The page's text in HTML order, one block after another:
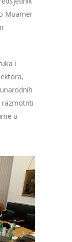
Muamer
i
razmotriti
u